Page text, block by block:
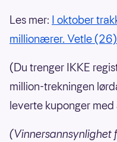
Les mer: I oktober
millionærer. Vetle
(Du trenger IKKE
million-trekningen
leverte kuponger
(Vinnersannsynlighet